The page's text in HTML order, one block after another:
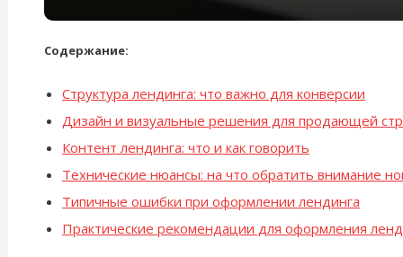
Содержание:
Структура лендинга: что важно для конверсии
Дизайн и визуальные решения для продающей
Контент лендинга: что и как говорить
Технические нюансы: на что обратить внимание
Типичные ошибки при оформлении лендинга
Практические рекомендации для оформления